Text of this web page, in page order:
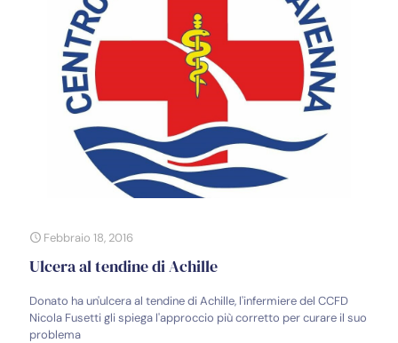
Febbraio 18, 2016
Ulcera al tendine di Achille
Donato ha un'ulcera al tendine di Achille, l'infermiere del CCFD
Nicola Fusetti gli spiega l'approccio più corretto per curare il suo
problema